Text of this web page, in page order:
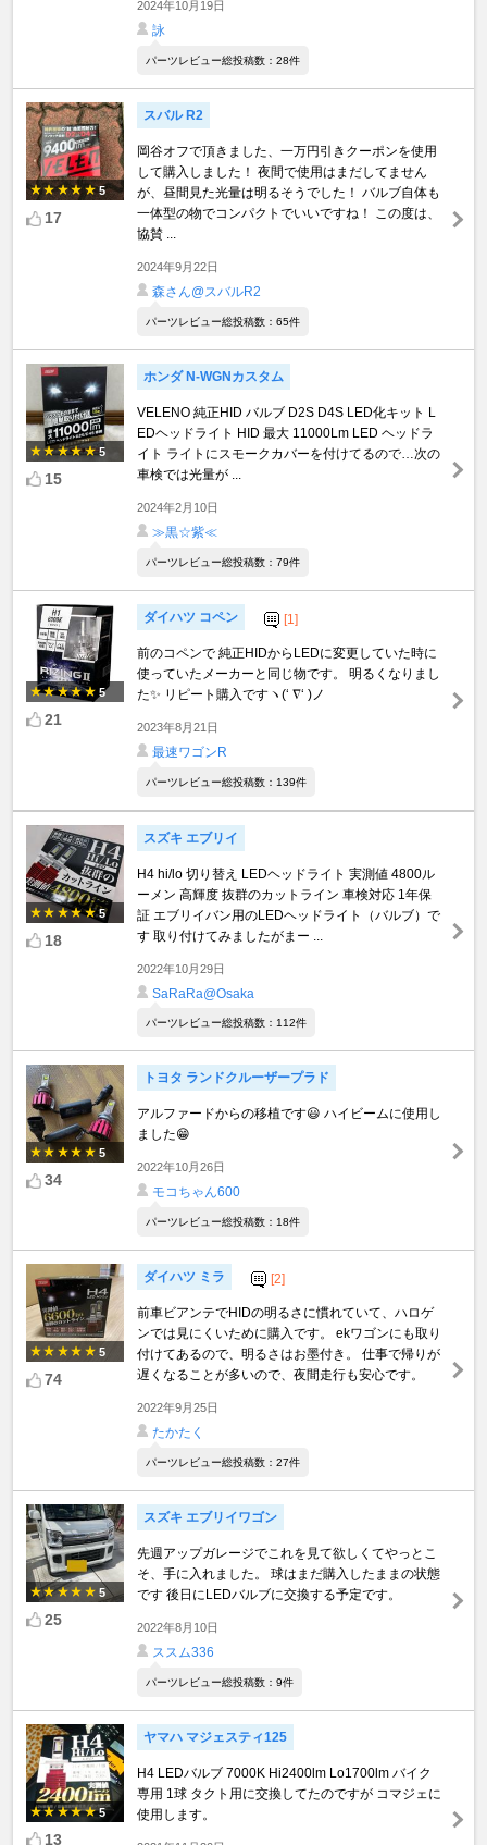
2024年10月19日
詠
パーツレビュー総投稿数：28件
5
17
スバル R2
岡谷オフで頂きました、一万円引きクーポンを使用
して購入しました！ 夜間で使用はまだしてません
が、昼間見た光量は明るそうでした！ バルブ自体も
一体型の物でコンパクトでいいですね！ この度は、
協賛 ...
2024年9月22日
森さん@スバルR2
パーツレビュー総投稿数：65件
5
15
ホンダ N-WGNカスタム
VELENO 純正HID バルブ D2S D4S LED化キット L
EDヘッドライト HID 最大 11000Lm LED ヘッドラ
イト ライトにスモークカバーを付けてるので…次の
車検では光量が ...
2024年2月10日
≫黒☆紫≪
パーツレビュー総投稿数：79件
5
21
ダイハツ コペン [1]
前のコペンで 純正HIDからLEDに変更していた時に
使っていたメーカーと同じ物です。 明るくなりまし
た✨ リピート購入ですヽ(‘ ∇‘ )ノ
2023年8月21日
最速ワゴンR
パーツレビュー総投稿数：139件
5
18
スズキ エブリイ
H4 hi/lo 切り替え LEDヘッドライト 実測値 4800ル
ーメン 高輝度 抜群のカットライン 車検対応 1年保
証 エブリイバン用のLEDヘッドライト（バルブ）で
す 取り付けてみましたがまー ...
2022年10月29日
SaRaRa@Osaka
パーツレビュー総投稿数：112件
5
34
トヨタ ランドクルーザープラド
アルファードからの移植です😃 ハイビームに使用し
ました😁
2022年10月26日
モコちゃん600
パーツレビュー総投稿数：18件
5
74
ダイハツ ミラ [2]
前車ビアンテでHIDの明るさに慣れていて、ハロゲ
ンでは見にくいために購入です。 ekワゴンにも取り
付けてあるので、明るさはお墨付き。 仕事で帰りが
遅くなることが多いので、夜間走行も安心です。
2022年9月25日
たかたく
パーツレビュー総投稿数：27件
5
25
スズキ エブリイワゴン
先週アップガレージでこれを見て欲しくてやっとこ
そ、手に入れました。 球はまだ購入したままの状態
です 後日にLEDバルブに交換する予定です。
2022年8月10日
ススム336
パーツレビュー総投稿数：9件
5
13
ヤマハ マジェスティ125
H4 LEDバルブ 7000K Hi2400lm Lo1700lm バイク
専用 1球 タクト用に交換してたのですが コマジェに
使用します。